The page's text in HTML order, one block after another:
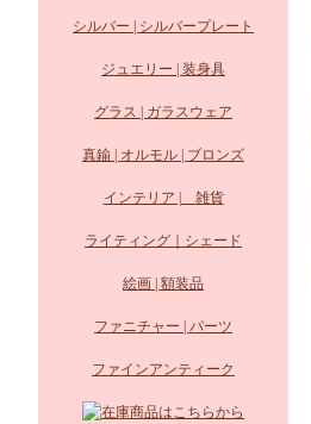
シルバー | シルバープレート
ジュエリー | 装身具
グラス | ガラスウェア
真鍮 | オルモル | ブロンズ
インテリア | 雑貨
ライティング｜シェード
絵画 | 額装品
ファニチャー | パーツ
ファインアンティーク